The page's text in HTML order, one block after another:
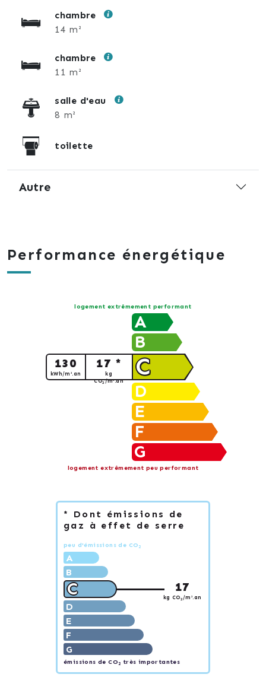
chambre
14 m²
chambre
11 m²
salle d'eau
8 m²
toilette
Autre
Performance énergétique
logement extrêmement performant
A
B
C
130
kWh/m².an
17 *
kg
CO2/m².an
D
E
F
G
logement extrêmement peu performant
* Dont émissions de
gaz à effet de serre
peu d'émissions de CO 2
A
B
C 17
kg CO2/m².an
D
E
F
G
émissions de CO2 très importantes